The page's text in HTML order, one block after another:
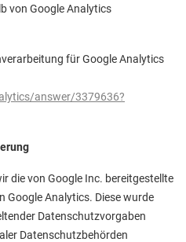
von Google Analytics
für Google Analytics
answer/3379636?
die von Google Inc. bereitgestellte
Google Analytics. Diese wurde
Datenschutzvorgaben
Datenschutzbehörden